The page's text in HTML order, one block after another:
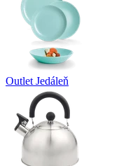
Outlet Jedáleň